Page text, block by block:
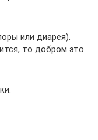
или диарея).
то добром это